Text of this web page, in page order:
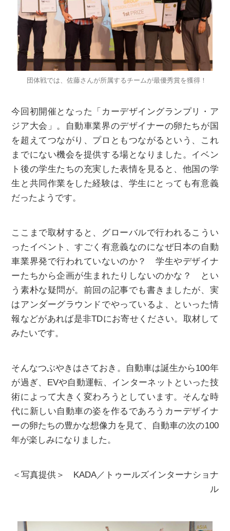
団体戦では、佐藤さんが所属するチームが最優秀賞を獲得！
今回初開催となった「カーデザイングランプリ・ア
ジア大会」。自動車業界のデザイナーの卵たちが国
を超えてつながり、プロともつながるという、これ
までにない機会を提供する場となりました。イベン
ト後の学生たちの充実した表情を見ると、他国の学
生と共同作業をした経験は、学生にとっても有意義
だったようです。
ここまで取材すると、グローバルで行われるこうい
ったイベント、すごく有意義なのになぜ日本の自動
車業界発で行われていないのか？ 学生やデザイナ
ーたちから企画が生まれたりしないのかな？ とい
う素朴な疑問が。前回の記事でも書きましたが、実
はアンダーグラウンドでやっているよ、といった情
報などがあれば是非TDにお寄せください。取材して
みたいです。
そんなつぶやきはさておき。自動車は誕生から100年
が過ぎ、EVや自動運転、インターネットといった技
術によって大きく変わろうとしています。そんな時
代に新しい自動車の姿を作るであろうカーデザイナ
ーの卵たちの豊かな想像力を見て、自動車の次の100
年が楽しみになりました。
＜写真提供＞ KADA／トゥールズインターナショナ
ル